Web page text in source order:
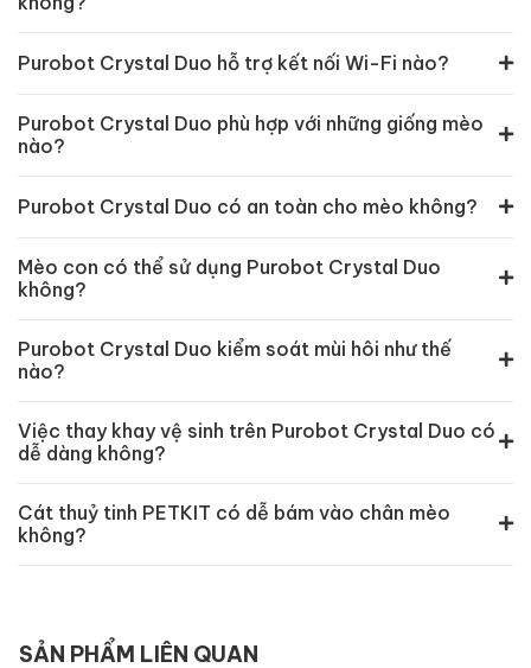
Purobot Crystal Duo hỗ trợ kết nối Wi-Fi nào?
Purobot Crystal Duo phù hợp với những giống mèo
nào?
Purobot Crystal Duo có an toàn cho mèo không?
Mèo con có thể sử dụng Purobot Crystal Duo
không?
Purobot Crystal Duo kiểm soát mùi hôi như thế
nào?
Việc thay khay vệ sinh trên Purobot Crystal Duo có
dễ dàng không?
Cát thuỷ tinh PETKIT có dễ bám vào chân mèo
không?
SẢN PHẨM LIÊN QUAN